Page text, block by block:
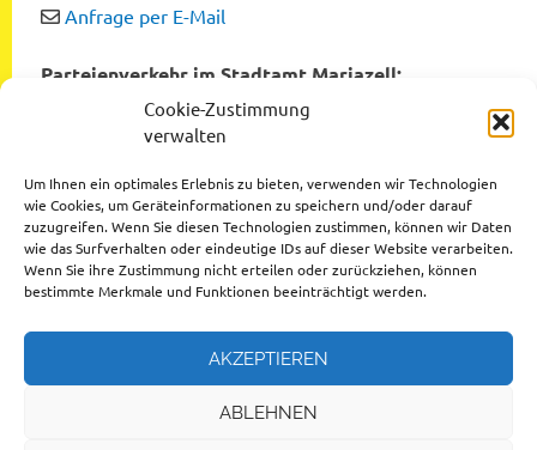
Cookie-Zustimmung
verwalten
Um Ihnen ein optimales Erlebnis zu bieten, verwenden wir Technologien
wie Cookies, um Geräteinformationen zu speichern und/oder darauf
zuzugreifen. Wenn Sie diesen Technologien zustimmen, können wir Daten
wie das Surfverhalten oder eindeutige IDs auf dieser Website verarbeiten.
Wenn Sie ihre Zustimmung nicht erteilen oder zurückziehen, können
bestimmte Merkmale und Funktionen beeinträchtigt werden.
AKZEPTIEREN
ABLEHNEN
Anfrage per E-Mail
Parteienverkehr im Stadtamt Mariazell:
Montag bis Freitag von 8:00 bis 12:00 Uhr
Dienstag und Donnerstag von 12:00 bis 16:00 Uhr
Datenschutzerklärung
Impressum